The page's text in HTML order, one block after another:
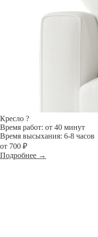
Кресло ?
Время работ: от 40 минут
Время высыхания: 6-8 часов
от 700 ₽
Подробнее →